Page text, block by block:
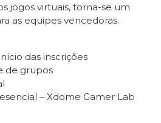
jogos virtuais, torna-se um
as equipes vencedoras.
das inscrições
de grupos
– Xdome Gamer Lab